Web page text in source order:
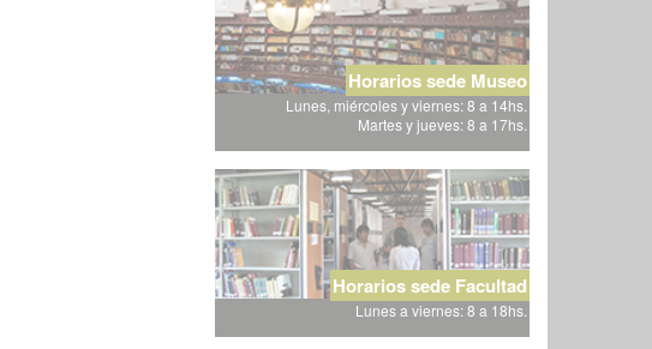
Horarios sede Museo
Lunes, miércoles y viernes: 8 a 14hs.
Martes y jueves: 8 a 17hs.
Horarios sede Facultad
Lunes a viernes: 8 a 18hs.